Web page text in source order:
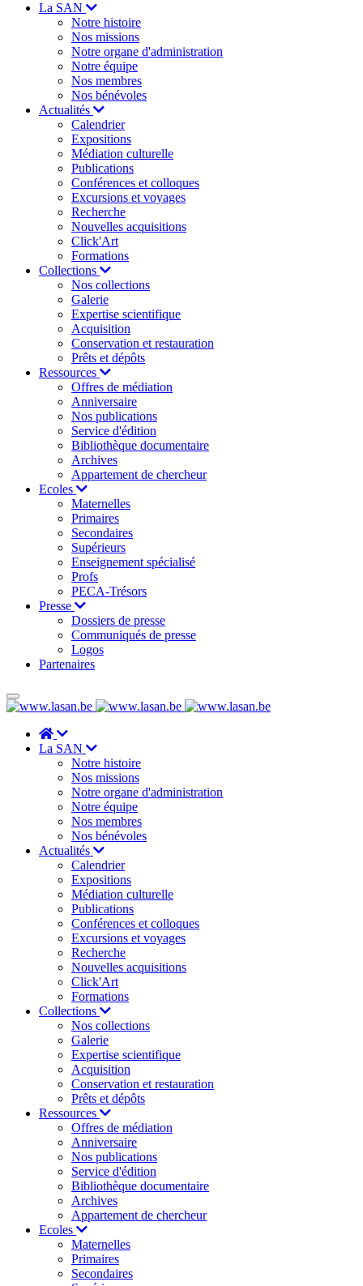
La SAN
Notre histoire
Nos missions
Notre organe d'administration
Notre équipe
Nos membres
Nos bénévoles
Actualités
Calendrier
Expositions
Médiation culturelle
Publications
Conférences et colloques
Excursions et voyages
Recherche
Nouvelles acquisitions
Click'Art
Formations
Collections
Nos collections
Galerie
Expertise scientifique
Acquisition
Conservation et restauration
Prêts et dépôts
Ressources
Offres de médiation
Anniversaire
Nos publications
Service d'édition
Bibliothèque documentaire
Archives
Appartement de chercheur
Ecoles
Maternelles
Primaires
Secondaires
Supérieurs
Enseignement spécialisé
Profs
PECA-Trésors
Presse
Dossiers de presse
Communiqués de presse
Logos
Partenaires
La SAN
Notre histoire
Nos missions
Notre organe d'administration
Notre équipe
Nos membres
Nos bénévoles
Actualités
Calendrier
Expositions
Médiation culturelle
Publications
Conférences et colloques
Excursions et voyages
Recherche
Nouvelles acquisitions
Click'Art
Formations
Collections
Nos collections
Galerie
Expertise scientifique
Acquisition
Conservation et restauration
Prêts et dépôts
Ressources
Offres de médiation
Anniversaire
Nos publications
Service d'édition
Bibliothèque documentaire
Archives
Appartement de chercheur
Ecoles
Maternelles
Primaires
Secondaires